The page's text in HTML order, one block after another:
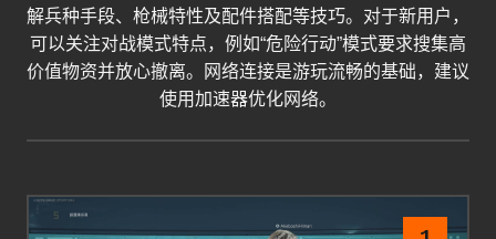
解兵种手段、枪械特性及配件搭配等技巧。对于新用户，
可以关注对战模式特点，例如“危险行动”模式要求搜集高
价值物资并放心撤离。网络连接是游玩流畅的基础，建议
使用加速器优化网络。